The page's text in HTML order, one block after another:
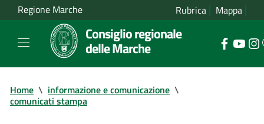
Regione Marche Rubrica Mappa
Consiglio regionale
delle Marche
Home \ informazione e comunicazione \
comunicati stampa